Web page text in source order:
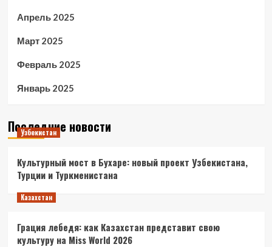
Апрель 2025
Март 2025
Февраль 2025
Январь 2025
Последние новости
Узбекистан
Культурный мост в Бухаре: новый проект Узбекистана,
Турции и Туркменистана
Казахстан
Грация лебедя: как Казахстан представит свою
культуру на Miss World 2026